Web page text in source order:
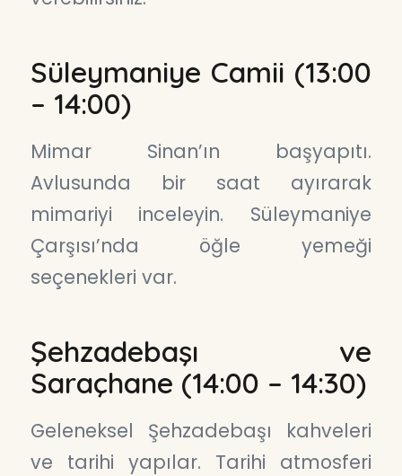
Süleymaniye Camii (13:00
– 14:00)
Mimar Sinan’ın başyapıtı.
Avlusunda bir saat ayırarak
mimariyi inceleyin. Süleymaniye
Çarşısı’nda öğle yemeği
seçenekleri var.
Şehzadebaşı ve
Saraçhane (14:00 – 14:30)
Geleneksel Şehzadebaşı kahveleri
ve tarihi yapılar. Tarihi atmosferi